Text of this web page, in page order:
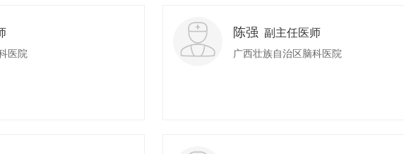
医院
陈强 副主任医师
广西壮族自治区脑科医院